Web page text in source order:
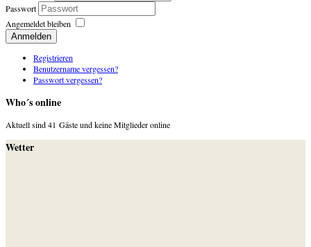
Passwort
Angemeldet bleiben
Anmelden
Registrieren
Benutzername vergessen?
Passwort vergessen?
Who´s online
Aktuell sind 41 Gäste und keine Mitglieder online
Wetter